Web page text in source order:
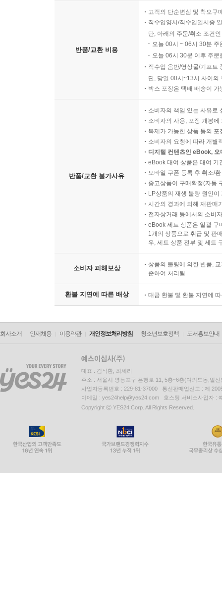
반품/교환 비용
고객의 단순변심 및 착오구
직수입양서/직수입일서중
단, 아래의 주문/취소 조건
오늘 00시 ~ 06시 30분
오늘 06시 30분 이후 주
직수입 음반/영상물/기프트
단, 당일 00시~13시 사이의
박스 포장은 택배 배송이
반품/교환 불가사유
소비자의 책임 있는 사유로
소비자의 사용, 포장 개봉
복제가 가능한 상품 등의
소비자의 요청에 따라 개별
디지털 컨텐츠인 eBook,
eBook 대여 상품은 대여 기
모바일 쿠폰 등록 후 취소/
중고상품이 구매확정(자동
LP상품의 재생 불량 원인
시간의 경과에 의해 재판매
전자상거래 등에서의 소비
eBook 세트 상품은 일괄 구
1개의 상품으로 취급 및 판
우, 세트 상품 전부 및 세트
소비자 피해보상
상품의 불량에 의한 반품,
준하여 처리됨
환불 지연에 따른 배상 대금 환불 및 환불 지연에
회사소개 인재채용 이용약관 개인정보처리방침 청소년보호정책 도서홍보안내
대표 : 김석환, 최세라
주소 : 서울시 영등포구 은행로 11, 5층~6층(여의도동,일신
사업자등록번호 : 229-81-37000 통신판매업신고 : 제
이메일 : yes24help@yes24.com 호스팅 서비스사업자 :
Copyright ⓒ YES24 Corp. All Rights Reserved.